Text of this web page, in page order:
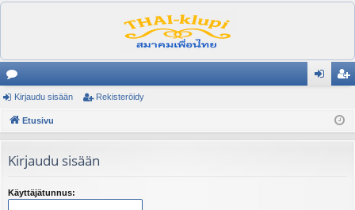
es
ku
el
ua
ist
Kirjaudu sisään Rekisteröidy
Etusivu
Kirjaudu sisään
Käyttäjätunnus: